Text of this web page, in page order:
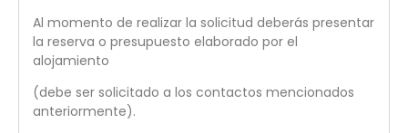
Al momento de realizar la solicitud deberás presentar
la reserva o presupuesto elaborado por el
alojamiento
(debe ser solicitado a los contactos mencionados
anteriormente).